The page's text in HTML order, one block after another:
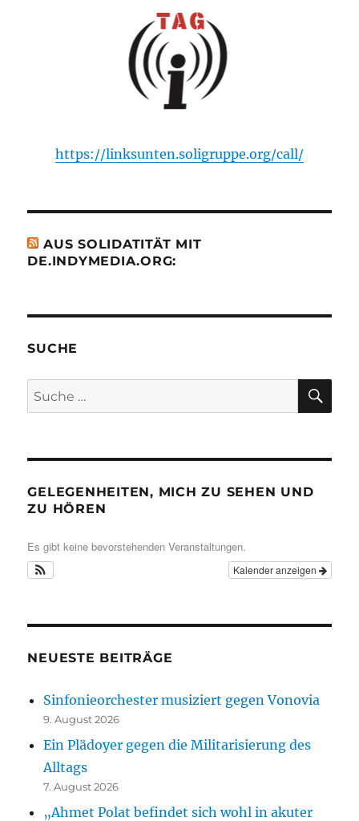
https://linksunten.soligruppe.org/call/
AUS SOLIDATITÄT MIT
DE.INDYMEDIA.ORG:
SUCHE
Suche
nach:
GELEGENHEITEN, MICH ZU SEHEN UND
ZU HÖREN
Es gibt keine bevorstehenden Veranstaltungen.
Kalender anzeigen
NEUESTE BEITRÄGE
Sinfonieorchester musiziert gegen Vonovia
9. August 2026
Ein Plädoyer gegen die Militarisierung des
Alltags
7. August 2026
„Ahmet Polat befindet sich wohl in akuter